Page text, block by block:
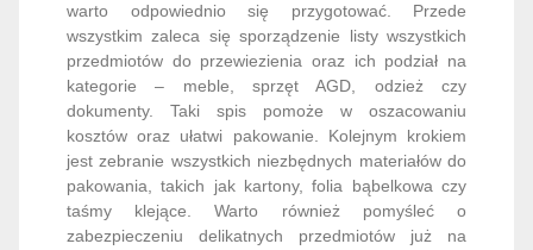
warto odpowiednio się przygotować. Przede
wszystkim zaleca się sporządzenie listy wszystkich
przedmiotów do przewiezienia oraz ich podział na
kategorie – meble, sprzęt AGD, odzież czy
dokumenty. Taki spis pomoże w oszacowaniu
kosztów oraz ułatwi pakowanie. Kolejnym krokiem
jest zebranie wszystkich niezbędnych materiałów do
pakowania, takich jak kartony, folia bąbelkowa czy
taśmy klejące. Warto również pomyśleć o
zabezpieczeniu delikatnych przedmiotów już na